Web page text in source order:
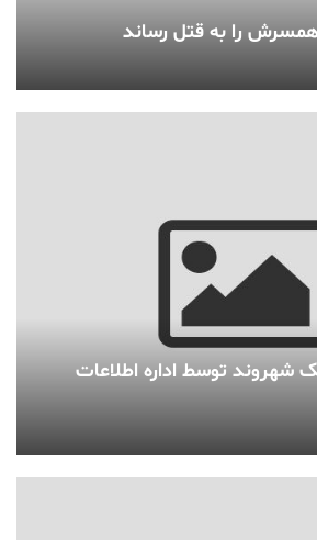
را به قتل رساند
شهروند توسط اداره اطلاعات